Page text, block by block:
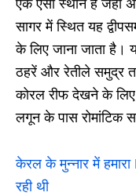
एक ऐसा स्थान है जहां
सागर में स्थित यह
के लिए जाना जाता है।
ठहरें और रेतीले समुद्र
कोरल रीफ देखने के लिए
लगून के पास रोमांटिक
केरल के मुन्नार में
रही थी